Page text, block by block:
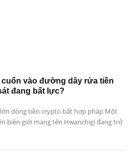
cuốn vào đường dây rửa tiền
đang bất lực?
dòng tiền crypto bất hợp pháp Một
biên giới mang tên Hwanchigi đang trở